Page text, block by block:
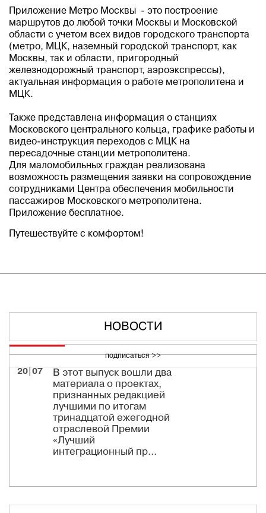
Приложение Метро Москвы - это построение
маршрутов до любой точки Москвы и Московской
области с учетом всех видов городского транспорта
(метро, МЦК, наземный городской транспорт, как
Москвы, так и области, пригородный
железнодорожный транспорт, аэроэкспрессы),
актуальная информация о работе метрополитена и
МЦК.
Также представлена информация о станциях
Московского центрального кольца, графике работы и
видео-инструкция переходов с МЦК на
пересадочные станции метрополитена.
Для маломобильных граждан реализована
возможность размещения заявки на сопровождение
сотрудниками Центра обеспечения мобильности
пассажиров Московского метрополитена.
Приложение бесплатное.
Путешествуйте с комфортом!
НОВОСТИ
подписаться >>
20|07
В этот выпуск вошли два
материала о проектах,
признанных редакцией
лучшими по итогам
тринадцатой ежегодной
отраслевой Премии
«Лучший
интеграционный пр...